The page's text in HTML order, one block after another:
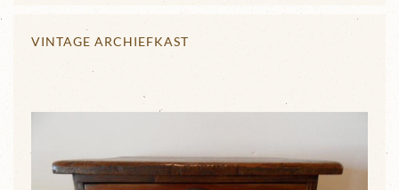
VINTAGE ARCHIEFKAST